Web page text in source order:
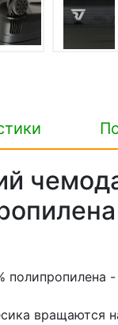
вращаются